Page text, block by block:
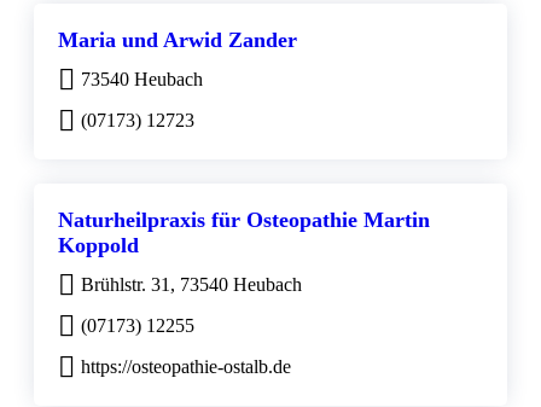
Maria und Arwid Zander
73540 Heubach
(07173) 12723
Naturheilpraxis für Osteopathie Martin
Koppold
Brühlstr. 31, 73540 Heubach
(07173) 12255
https://osteopathie-ostalb.de